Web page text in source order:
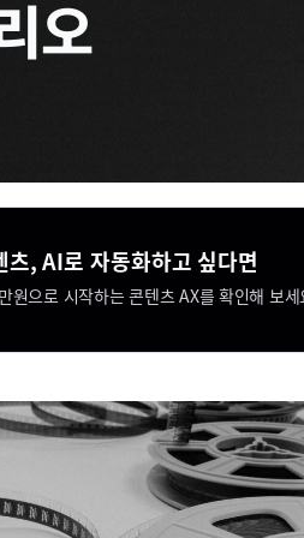
오
츠, AI로 자동화하고 싶다면​​
원으로 시작하는 콘텐츠 AX를 확인해 보